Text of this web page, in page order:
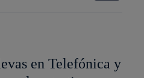
en Telefónica y